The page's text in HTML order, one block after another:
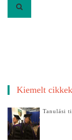
Kiemelt cikkek
Tanulási